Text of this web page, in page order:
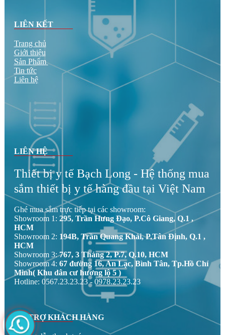
LIÊN KẾT
Trang chủ
Giới thiệu
Sản Phẩm
Tin tức
LIÊN HỆ
Thiết bị y tế Bạch Long - Hệ thống mua
sắm thiết bị y tế hàng đầu tại Việt Nam
Ghé mua sắm trực tiếp tại các showroom:
Showroom 1: 295, Trần Hưng Đạo, P.Cô Giang, Q.1 ,
HCM
Showroom 2: 194B, Trần Quang Khải, P.Tân Định, Q.1 ,
HCM
Showroom 3:767, 3 Tháng 2, P.7, Q.10, HCM
Showroom 4: 67 đường 16, An Lạc, Bình Tân, Tp.Hồ Chí
Minh( Khu dân cư hương lộ 5 )
Hotline: 0567.23.23.23 - 0978.23.23.23
HỖ TRỢ KHÁCH HÀNG